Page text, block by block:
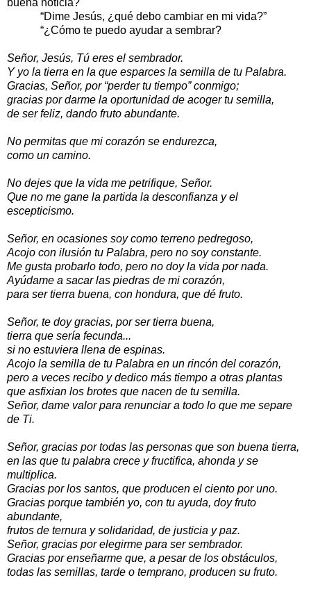
“Dime Jesús, ¿qué debo cambiar en mi vida?”
“¿Cómo te puedo ayudar a sembrar?
Señor, Jesús, Tú eres el sembrador.
Y yo la tierra en la que esparces la semilla de tu Palabra.
Gracias, Señor, por “perder tu tiempo” conmigo;
gracias por darme la oportunidad de acoger tu semilla,
de ser feliz, dando fruto abundante.
No permitas que mi corazón se endurezca,
como un camino.
No dejes que la vida me petrifique, Señor.
Que no me gane la partida la desconfianza y el
escepticismo.
Señor, en ocasiones soy como terreno pedregoso,
Acojo con ilusión tu Palabra, pero no soy constante.
Me gusta probarlo todo, pero no doy la vida por nada.
Ayúdame a sacar las piedras de mi corazón,
para ser tierra buena, con hondura, que dé fruto.
Señor, te doy gracias, por ser tierra buena,
tierra que sería fecunda...
si no estuviera llena de espinas.
Acojo la semilla de tu Palabra en un rincón del corazón,
pero a veces recibo y dedico más tiempo a otras plantas
que asfixian los brotes que nacen de tu semilla.
Señor, dame valor para renunciar a todo lo que me separe
de Ti.
Señor, gracias por todas las personas que son buena tierra,
en las que tu palabra crece y fructifica, ahonda y se
multiplica.
Gracias por los santos, que producen el ciento por uno.
Gracias porque también yo, con tu ayuda, doy fruto
abundante,
frutos de ternura y solidaridad, de justicia y paz.
Señor, gracias por elegirme para ser sembrador.
Gracias por enseñarme que, a pesar de los obstáculos,
todas las semillas, tarde o temprano, producen su fruto.